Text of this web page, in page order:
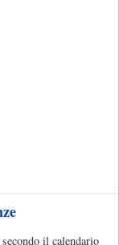
il calendario